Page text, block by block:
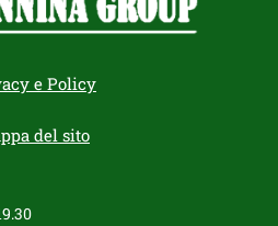
e Policy
del sito